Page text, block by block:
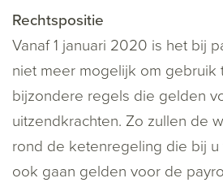
Rechtspositie
Vanaf 1 januari 2020 is het bij
niet meer mogelijk om gebruik
bijzondere regels die gelden
uitzendkrachten. Zo zullen de
rond de ketenregeling die bij u
ook gaan gelden voor de